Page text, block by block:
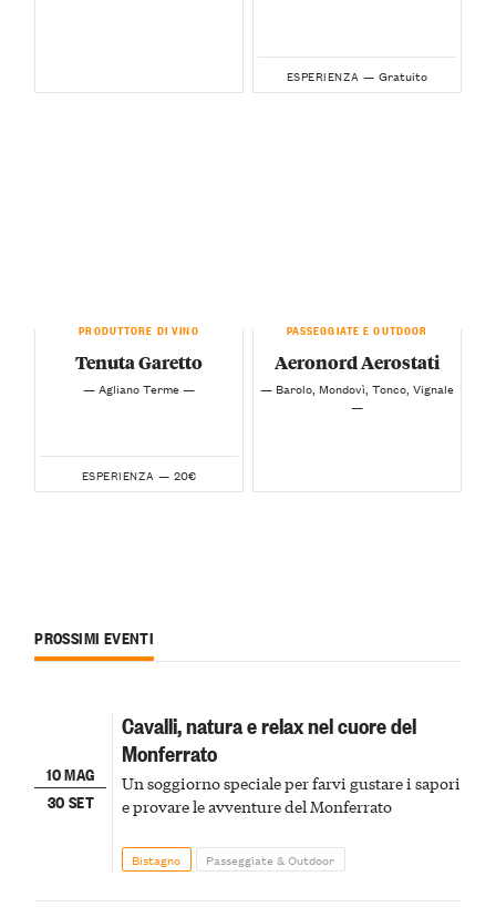
ESPERIENZA — Gratuito
PRODUTTORE DI VINO
Tenuta Garetto
— Agliano Terme —
ESPERIENZA — 20€
PASSEGGIATE E OUTDOOR
Aeronord Aerostati
— Barolo, Mondovì, Tonco, Vignale
—
PROSSIMI EVENTI
10 MAG
30 SET
Cavalli, natura e relax nel cuore del
Monferrato
Un soggiorno speciale per farvi gustare i sapori
e provare le avventure del Monferrato
Bistagno Passeggiate & Outdoor